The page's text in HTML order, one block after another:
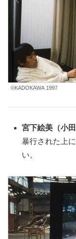
©KADOKAWA 1997
宮下絵美（小田
暴行された上
い。